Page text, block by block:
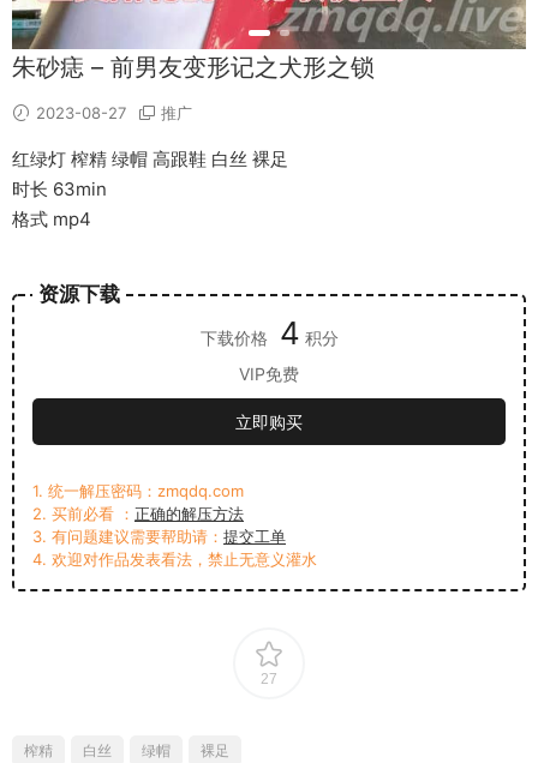
朱砂痣 – 前男友变形记之犬形之锁
2023-08-27 推广
红绿灯 榨精 绿帽 高跟鞋 白丝 裸足
时长 63min
格式 mp4
资源下载
下载价格 4 积分
VIP免费
立即购买
1. 统一解压密码：zmqdq.com
2. 买前必看 ： 正确的解压方法
3. 有问题建议需要帮助请： 提交工单
4. 欢迎对作品发表看法，禁止无意义灌水
27
榨精 白丝 绿帽 裸足